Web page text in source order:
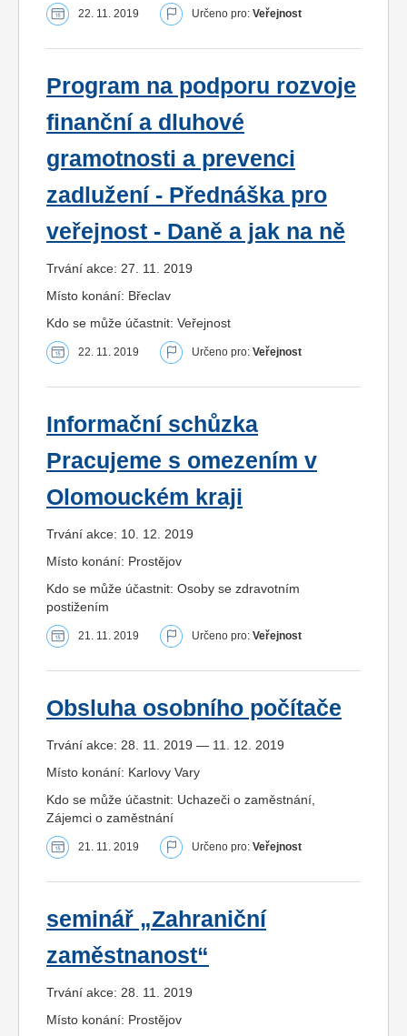
22. 11. 2019 Určeno pro: Veřejnost
Program na podporu rozvoje
finanční a dluhové
gramotnosti a prevenci
zadlužení - Přednáška pro
veřejnost - Daně a jak na ně
Trvání akce: 27. 11. 2019
Místo konání: Břeclav
Kdo se může účastnit: Veřejnost
22. 11. 2019 Určeno pro: Veřejnost
Informační schůzka
Pracujeme s omezením v
Olomouckém kraji
Trvání akce: 10. 12. 2019
Místo konání: Prostějov
Kdo se může účastnit: Osoby se zdravotním
postižením
21. 11. 2019 Určeno pro: Veřejnost
Obsluha osobního počítače
Trvání akce: 28. 11. 2019 — 11. 12. 2019
Místo konání: Karlovy Vary
Kdo se může účastnit: Uchazeči o zaměstnání,
Zájemci o zaměstnání
21. 11. 2019 Určeno pro: Veřejnost
seminář „Zahraniční
zaměstnanost“
Trvání akce: 28. 11. 2019
Místo konání: Prostějov